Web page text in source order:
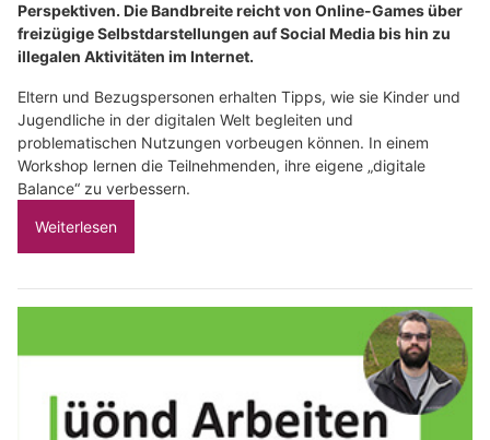
Perspektiven. Die Bandbreite reicht von Online-Games über
freizügige Selbstdarstellungen auf Social Media bis hin zu
illegalen Aktivitäten im Internet.
Eltern und Bezugspersonen erhalten Tipps, wie sie Kinder und
Jugendliche in der digitalen Welt begleiten und
problematischen Nutzungen vorbeugen können. In einem
Workshop lernen die Teilnehmenden, ihre eigene „digitale
Balance“ zu verbessern.
Weiterlesen